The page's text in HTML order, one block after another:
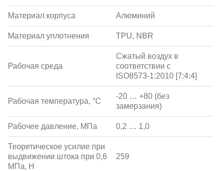
Материал корпуса Алюминий
Материал уплотнения TPU, NBR
Рабочая среда
Сжатый воздух в
соответствии с
ISO8573-1:2010 [7:4:4]
Рабочая температура, °С
-20 … +80 (без
замерзания)
Рабочее давление, МПа 0,2 … 1,0
Теоретическое усилие при
выдвижении штока при 0,6
МПа, Н
259